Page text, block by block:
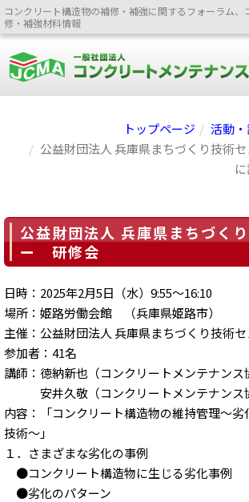
コンクリート構造物の補修・補強に関するフォーラム
修・補強材料情報
トップページ
活動
公益財団法人 兵庫県まちづくり技術
公益財団法人 兵庫県まちづく
ー 研修会
日時：2025年2月5日（水）9:55～16:10
場所：姫路労働会館 （兵庫県姫路市）
主催：公益財団法人 兵庫県まちづくり技術セ
参加者：41名
講師：徳納新也（コンクリートメンテナンス
安井久敬（コンクリートメンテナンス
内容：「コンクリート構造物の維持管理～
技術～」
１．さまざまな劣化の事例
●コンクリート構造物に生じる劣化事例
●劣化のパターン